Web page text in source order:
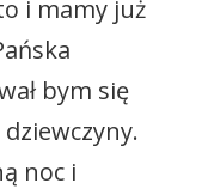
i mamy już
bym się
noc i